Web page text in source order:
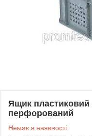
Ящик пластиковий
перфорований
Немає в наявності